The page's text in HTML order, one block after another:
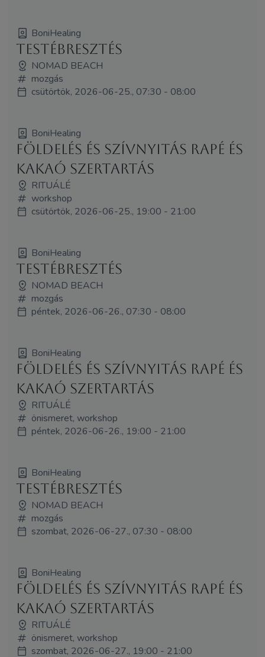
BoniHealing
Testébresztés
NOMAD BEACH
mozgás
csütörtök, 2026-06-25., 07:30 - 08:00
BoniHealing
Földelés és Szívnyitás Rapé és
Kakaó Szertartás
RITUÁLÉ
workshop
csütörtök, 2026-06-25., 19:00 - 21:00
BoniHealing
Testébresztés
NOMAD BEACH
mozgás
péntek, 2026-06-26., 07:30 - 08:00
BoniHealing
Földelés és Szívnyitás Rapé és
Kakaó Szertartás
RITUÁLÉ
önismeret, workshop
péntek, 2026-06-26., 19:00 - 21:00
BoniHealing
Testébresztés
NOMAD BEACH
mozgás
szombat, 2026-06-27., 07:30 - 08:00
BoniHealing
Földelés és Szívnyitás Rapé és
Kakaó Szertartás
RITUÁLÉ
önismeret, workshop
szombat, 2026-06-27., 19:00 - 21:00